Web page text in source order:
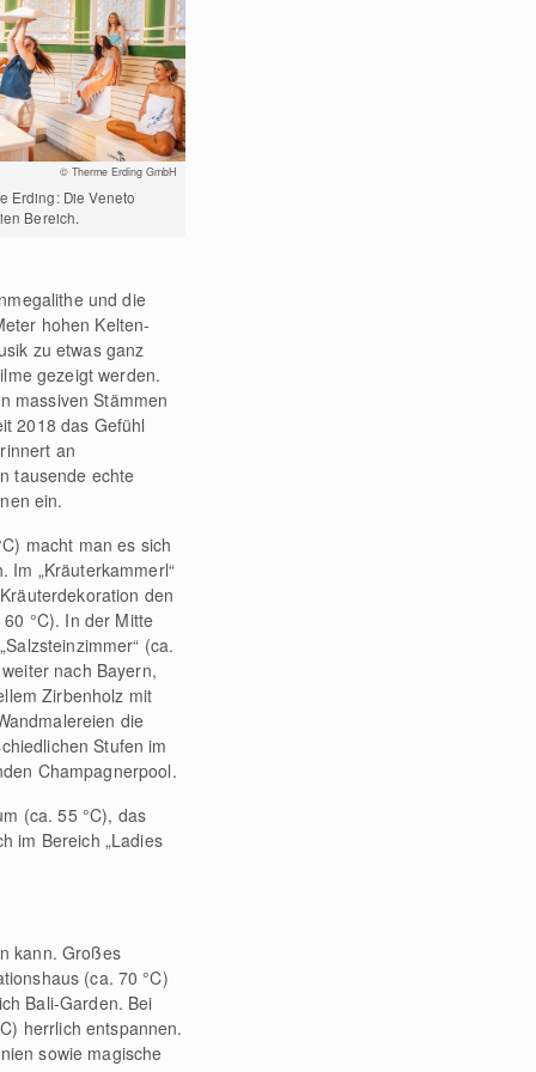
© Therme Erding GmbH
Erding: Die Veneto
Bereich.
und die
hohen Kelten-
zu etwas ganz
gezeigt werden.
massiven Stämmen
2018 das Gefühl
an
tausende echte
ein.
macht man es sich
Im „Kräuterkammerl“
den
60 °C). In der Mitte
(ca.
nach Bayern,
Zirbenholz mit
die
Stufen im
Champagnerpool.
(ca. 55 °C), das
im Bereich „Ladies
kann. Großes
(ca. 70 °C)
Bali-Garden. Bei
herrlich entspannen.
sowie magische